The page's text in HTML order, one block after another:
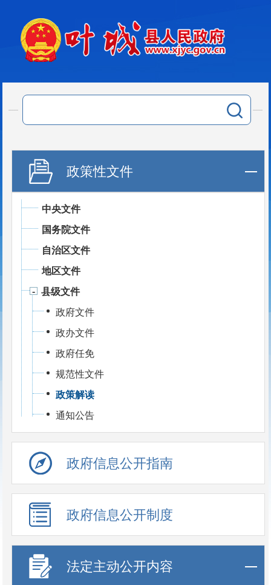
政策性文件
中央文件
国务院文件
自治区文件
地区文件
县级文件
政府文件
政办文件
政府任免
规范性文件
政策解读
通知公告
政府信息公开指南
政府信息公开制度
法定主动公开内容